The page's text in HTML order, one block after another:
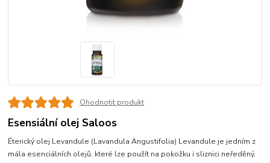
Ohodnotit produkt
Esensiální olej Saloos
Éterický olej Levandule (Lavandula Angustifolia) Levandule je jedním z
mála esenciálních olejů, které lze použít na pokožku i sliznici neředěný,